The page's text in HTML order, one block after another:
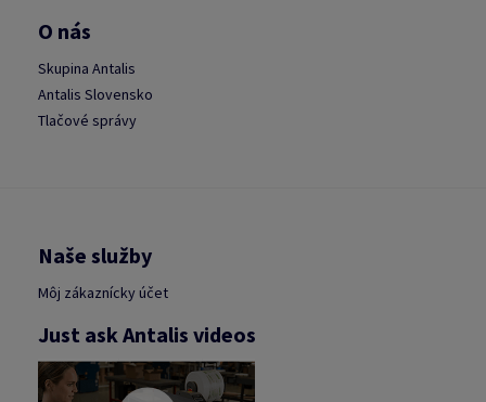
O nás
Skupina Antalis
Antalis Slovensko
Tlačové správy
Naše služby
Môj zákaznícky účet
Just ask Antalis videos